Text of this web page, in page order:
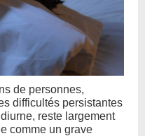
de personnes,
difficultés persistantes
reste largement
comme un grave